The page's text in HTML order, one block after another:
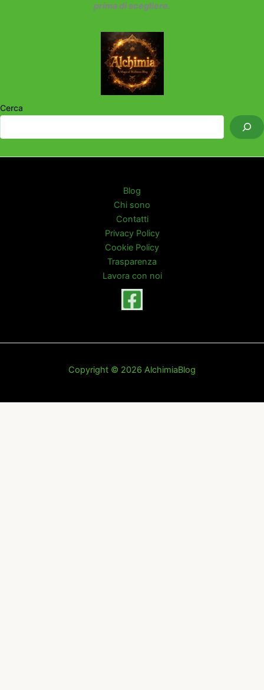
prima di scegliere.
Cerca
Blog
Chi sono
Contatti
Privacy Policy
Cookie Policy
Trasparenza
Lavora con noi
Copyright © 2026 AlchimiaBlog